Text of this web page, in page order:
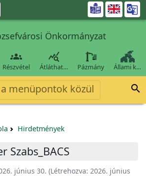

Önkormányzat

Részvétel

Átláthat… Pázmány Állami k…
menüpontok közül 
Hirdetmények
Szabs_BACS
június 30. (Létrehozva: 2026. június